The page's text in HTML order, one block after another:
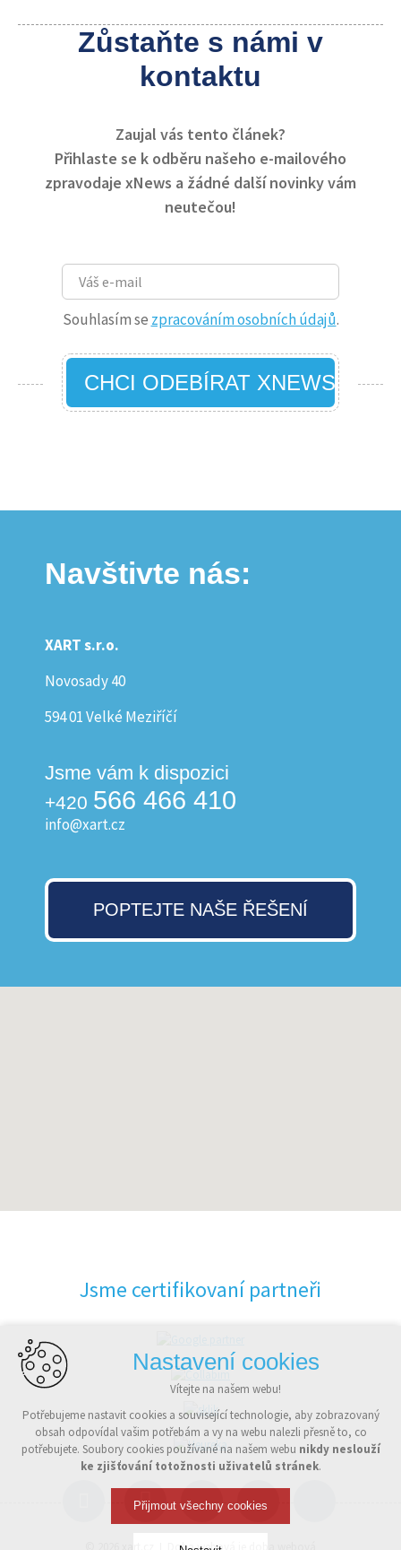
Zůstaňte s námi v
kontaktu
Zaujal vás tento článek?
Přihlaste se k odběru našeho e-mailového
zpravodaje xNews a žádné další novinky vám
neutečou!
Souhlasím se zpracováním osobních údajů.
CHCI ODEBÍRAT XNEWS
Navštivte nás:
XART s.r.o.
Novosady 40
594 01 Velké Meziříčí
Jsme vám k dispozici
+420 566 466 410
info@xart.cz
POPTEJTE NAŠE ŘEŠENÍ
Jsme certifikovaní partneři
Doba webová je doba webová
Nastavení cookies
Vítejte na našem webu!
Potřebujeme nastavit cookies a související technologie, aby zobrazovaný
obsah odpovídal vašim potřebám a vy na webu nalezli přesně to, co
potřebujete. Soubory cookies používané na našem webu nikdy neslouží
ke zjišťování totožnosti uživatelů stránek.
Přijmout všechny cookies